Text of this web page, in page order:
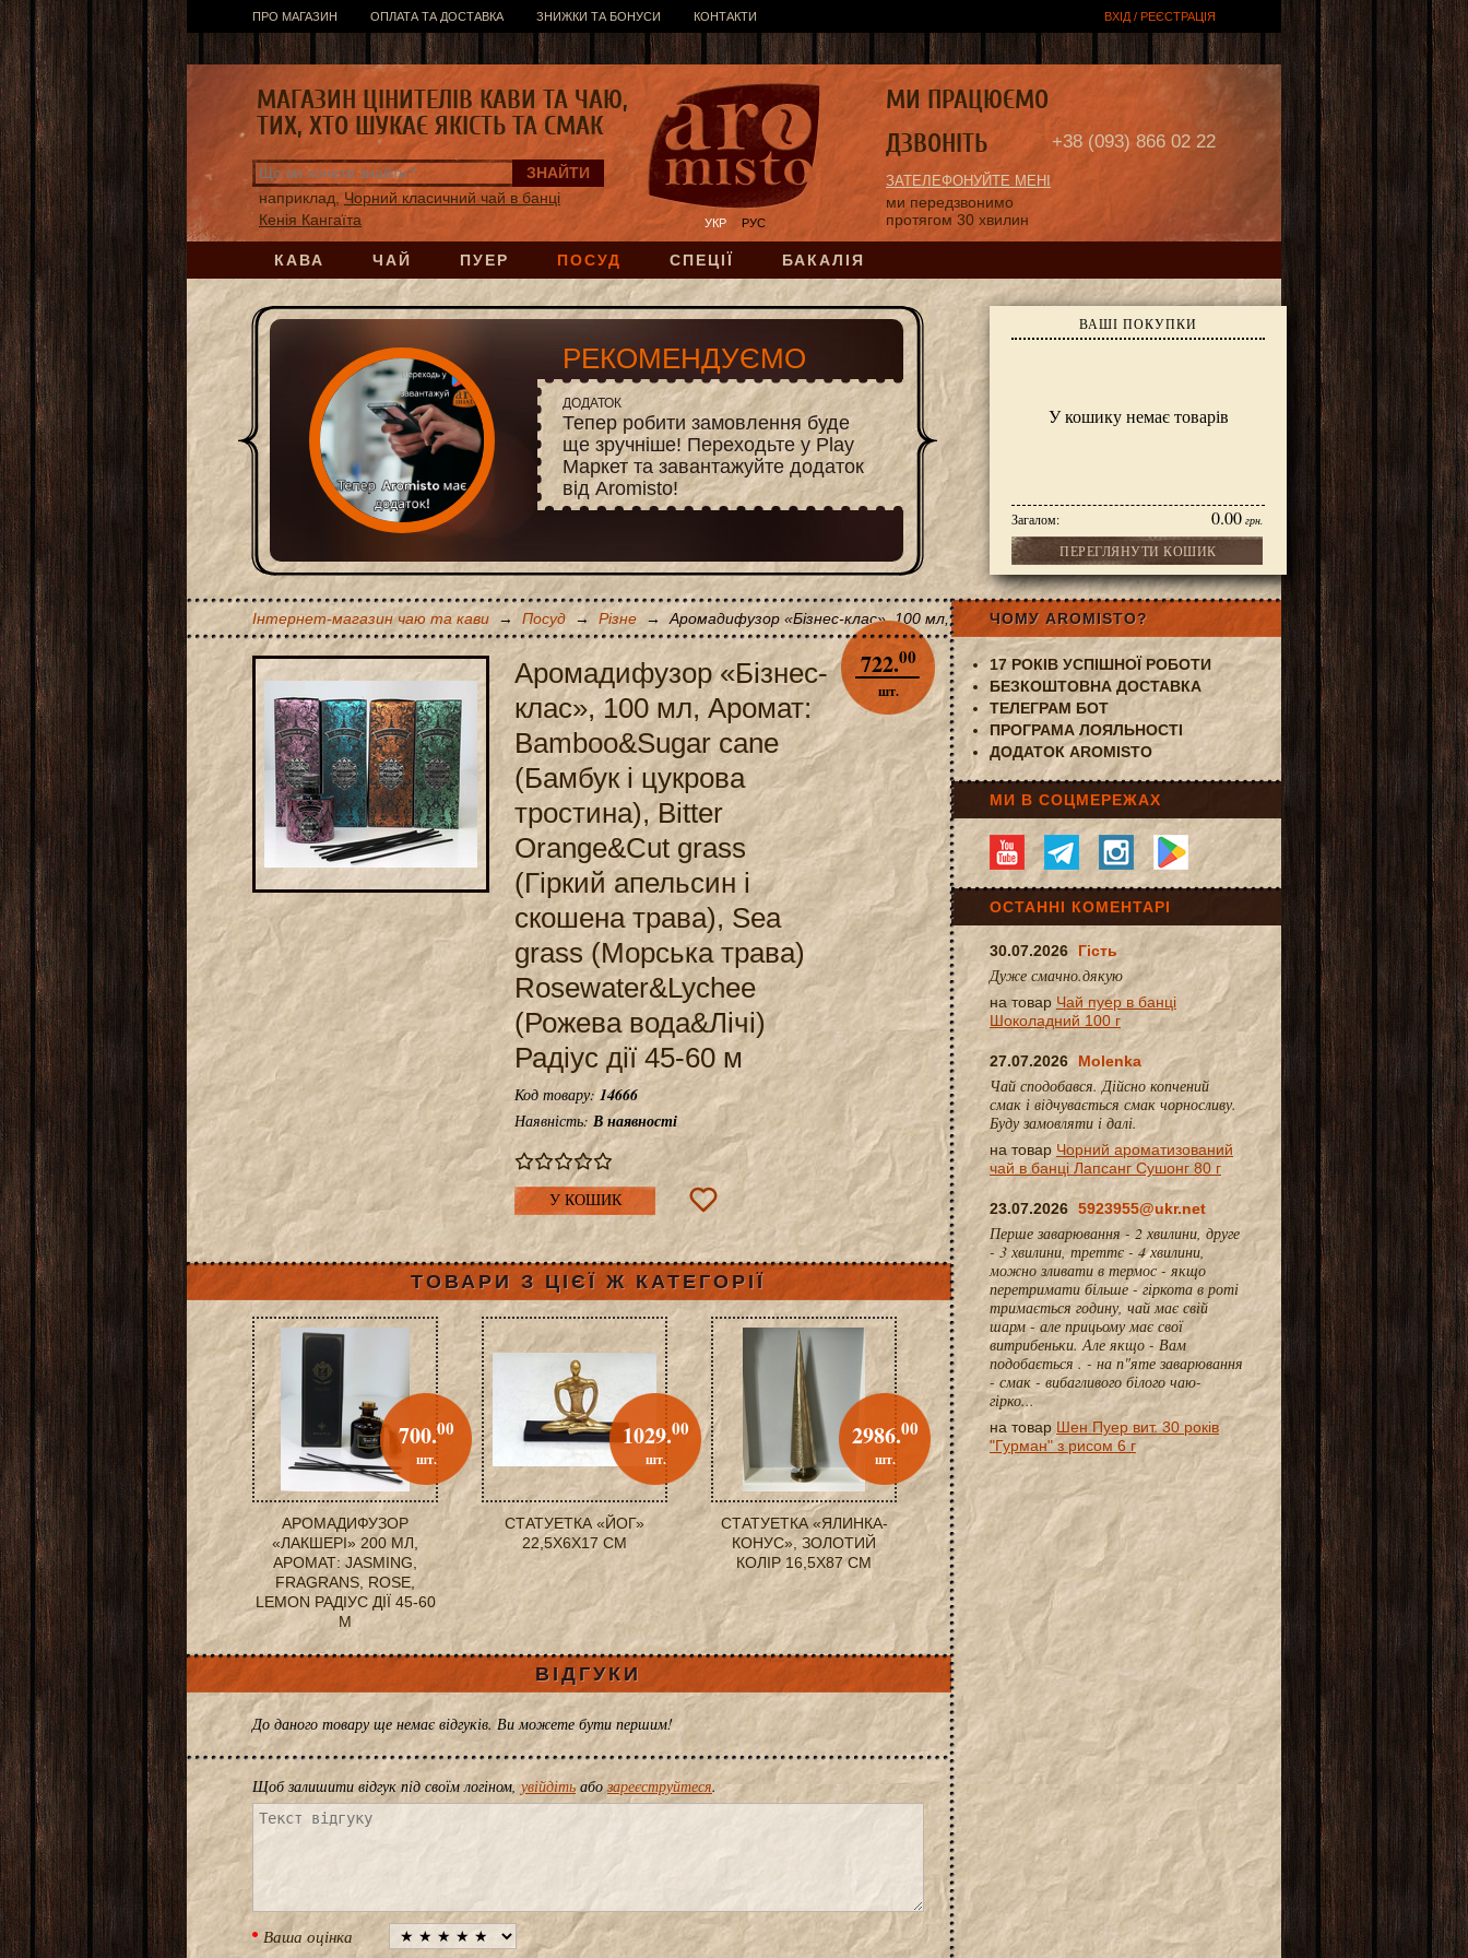
ПРО МАГАЗИН ОПЛАТА ТА ДОСТАВКА ЗНИЖКИ ТА БОНУСИ КОНТАКТИ ВХІД / РЕЄСТРАЦІЯ
КАВА ЧАЙ ПУЕР ПОСУД СПЕЦІЇ БАКАЛІЯ
УКР РУС
наприклад, Чорний класичний чай в банці
Кенія Кангаїта
ВАШІ ПОКУПКИ
У кошику немає товарів
Загалом: 0.00 грн.
ПЕРЕГЛЯНУТИ КОШИК
+38 (093) 866 02 22
ЗАТЕЛЕФОНУЙТЕ МЕНІ
ми передзвонимо
протягом 30 хвилин
МАГАЗИН ЦІНИТЕЛІВ КАВИ ТА ЧАЮ,
ТИХ, ХТО ШУКАЄ ЯКІСТЬ ТА СМАК
МИ ПРАЦЮЄМО
ДЗВОНІТЬ
РЕКОМЕНДУЄМО
ДОДАТОК
Тепер робити замовлення буде
ще зручніше! Переходьте у Play
Маркет та завантажуйте додаток
від Aromisto!
Інтернет-магазин чаю та кави → Посуд → Різне → Аромадифузор «Бізнес-клас», 100 мл, Аромат: Bamboo&Sugar cane (Бамбук і цукрова тростина), Bitter
Аромадифузор «Бізнес-
клас», 100 мл, Аромат:
Bamboo&Sugar cane
(Бамбук і цукрова
тростина), Bitter
Orange&Cut grass
(Гіркий апельсин і
скошена трава), Sea
grass (Морська трава)
Rosewater&Lychee
(Рожева вода&Лічі)
Радіус дії 45-60 м
722.00
шт.
Код товару: 14666
Наявність:В наявності
У КОШИК
ТОВАРИ З ЦІЄЇ Ж КАТЕГОРІЇ
АРОМАДИФУЗОР
«ЛАКШЕРІ» 200 МЛ,
АРОМАТ: JASMING,
FRAGRANS, ROSE,
LEMON РАДІУС ДІЇ 45-60
М
700.00
шт.
СТАТУЕТКА «ЙОГ»
22,5X6X17 СМ
1029.00
шт.
СТАТУЕТКА «ЯЛИНКА-
КОНУС», ЗОЛОТИЙ
КОЛІР 16,5X87 СМ
2986.00
шт.
ВІДГУКИ
До даного товару ще немає відгуків. Ви можете бути першим!
Щоб залишити відгук під своїм логіном,увійдіть абозареєструйтеся.
Ваша оцінка
ЧОМУ AROMISTO?
17 РОКІВ УСПІШНОЇ РОБОТИ
БЕЗКОШТОВНА ДОСТАВКА
ТЕЛЕГРАМ БОТ
ПРОГРАМА ЛОЯЛЬНОСТІ
ДОДАТОК AROMISTO
МИ В СОЦМЕРЕЖАХ
ОСТАННІ КОМЕНТАРІ
30.07.2026 Гість
Дуже смачно.дякую
на товар Чай пуер в банці
Шоколадний 100 г
27.07.2026 Molenka
Чай сподобався. Дійсно копчений
смак і відчувається смак чорносливу.
Буду замовляти і далі.
на товар Чорний ароматизований
чай в банці Лапсанг Сушонг 80 г
23.07.2026 5923955@ukr.net
Перше заварювання - 2 хвилини, друге
- 3 хвилини, треттє - 4 хвилини,
можно зливати в термос - якщо
перетримати більше - гіркота в роті
тримається годину, чай має свій
шарм - але прицьому має свої
витрибеньки. Але якщо - Вам
подобається . - на п"яте заварювання
- смак - вибагливого білого чаю-
гірко...
на товар Шен Пуер вит. 30 років
"Гурман" з рисом 6 г